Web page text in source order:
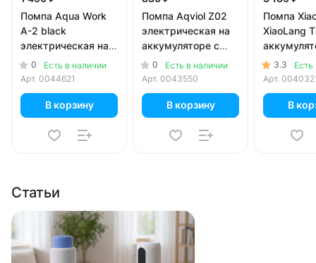
Помпа Aqua Work
A-2 black
электрическая на
аккумуляторе с
USB-адаптером
коробке)
0
Есть в наличии
Арт. 0044621
В корзину
Помпа Aqviol Z02
электрическая на
аккумуляторе с
USB-адаптером
для 19л бутылей,
0
Есть в наличии
Арт. 0043550
В корзину
Помпа
XiaoLang
USB для
бутылей
3.3
Есть
Арт.
В
Статьи